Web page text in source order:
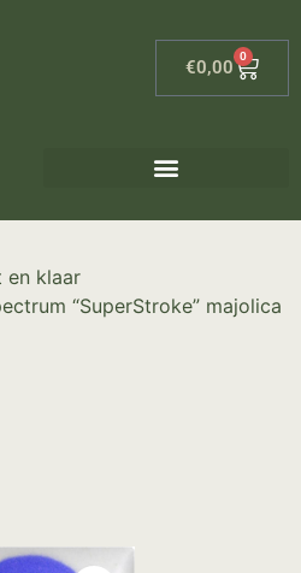
€0,00
0
en klaar
“SuperStroke” majolica